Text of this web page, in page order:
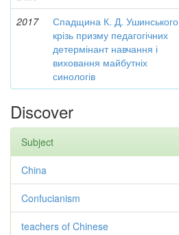
2017
Спадщина К. Д. Ушинського
крізь призму педагогічних
детермінант навчання і
виховання майбутніх
синологів
Discover
Subject
China
Confucianism
teachers of Chinese